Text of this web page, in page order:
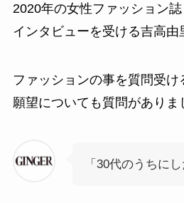
2020年の女性ファッション誌
インタビューを受ける吉高由
ファッションの事を質問受
願望についても質問がありま
「30代のうちに